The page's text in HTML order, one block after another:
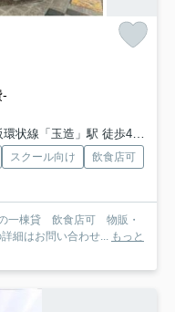
-
環状線「玉造」駅 徒歩4分
スクール向け
飲食店可
一棟貸 飲食店可 物販・
細はお問い合わせ...
もっと